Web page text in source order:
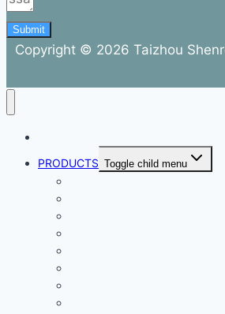
Submit
Copyright © 2026 Taizhou
PRODUCTS Toggle child menu